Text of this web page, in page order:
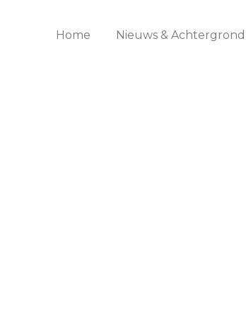
Home Nieuws & Achtergrond